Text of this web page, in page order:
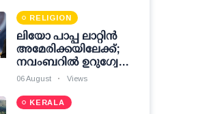
10,000 കോടി ഡോളര്‍
RELIGION
ലിയോ പാപ്പ ലാറ്റിൻ
അമേരിക്കയിലേക്ക്;
നവംബറിൽ ഉറുഗ്വേ,
അർജന്റീന, പെറു
06 August Views
KERALA